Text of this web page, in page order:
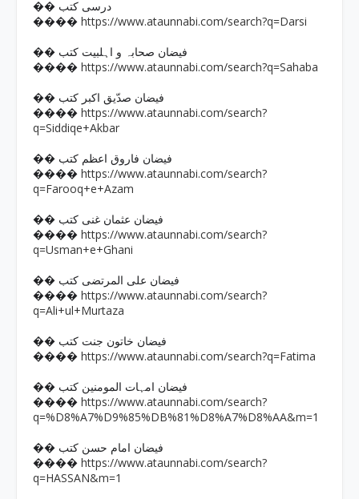
�� درسی کتب
���� https://www.ataunnabi.com/search?q=Darsi
�� فیضان صحابہ و اہلبیت کتب
���� https://www.ataunnabi.com/search?q=Sahaba
�� فیضان صدّیق اکبر کتب
���� https://www.ataunnabi.com/search?
q=Siddiqe+Akbar
�� فیضان فاروق اعظم کتب
���� https://www.ataunnabi.com/search?
q=Farooq+e+Azam
�� فیضان عثمان غنی کتب
���� https://www.ataunnabi.com/search?
q=Usman+e+Ghani
�� فیضان علی المرتضی کتب
���� https://www.ataunnabi.com/search?
q=Ali+ul+Murtaza
�� فیضان خاتون جنت کتب
���� https://www.ataunnabi.com/search?q=Fatima
�� فیضان امہات المومنین کتب
���� https://www.ataunnabi.com/search?
q=%D8%A7%D9%85%DB%81%D8%A7%D8%AA&m=1
�� فیضان امام حسن کتب
���� https://www.ataunnabi.com/search?
q=HASSAN&m=1